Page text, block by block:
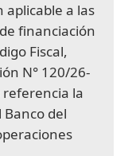
a las
financiación
Fiscal,
N° 120/26-
referencia la
del